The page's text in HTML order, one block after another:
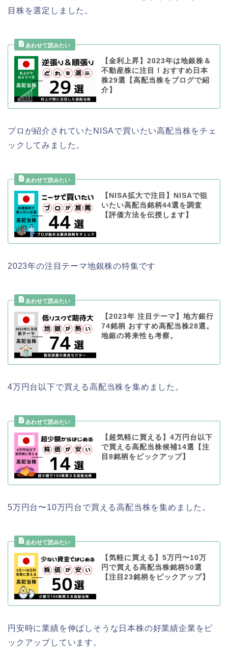
目株を選定しました。
【金利上昇】2023年は地銀株＆
不動産株に注目！おすすめ日本
株29選【高配当株をブログで紹
介】
プロが紹介されていたNISAで買いたい高配当株をチェ
ックしてみました。
【NISA拡大で注目】NISAで狙
いたい高配当銘柄44選を調査
【評価方法を伝授します】
2023年の注目テーマ地銀株の特集です
【2023年 注目テーマ】地方銀行
74銘柄 おすすめ高配当株28選。
地銀の将来性も考察。
4万円台以下で買える高配当株を集めました。
【超気軽に買える】4万円台以下
で買える高配当株候補14選【注
目8銘柄をピックアップ】
5万円台〜10万円台で買える高配当株を集めました。
【気軽に買える】5万円〜10万
円で買える高配当株銘柄50選
【注目23銘柄をピックアップ】
円安時に業績を伸ばしそうな日本株の好業績企業をピ
ックアップしています。